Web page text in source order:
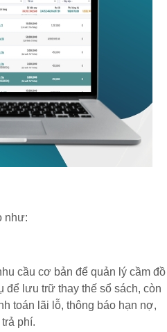
như:
cầu cơ bản để quản lý cầm đồ
để lưu trữ thay thế sổ sách, còn
toán lãi lỗ, thông báo hạn nợ,
phí.